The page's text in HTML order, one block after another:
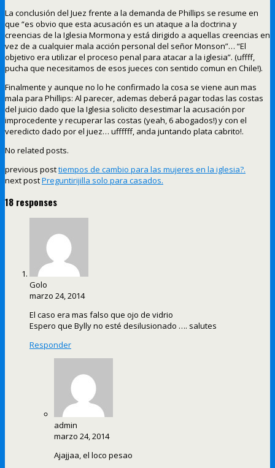
La conclusión del Juez frente a la demanda de Phillips se resume en
que “es obvio que esta acusación es un ataque a la doctrina y
creencias de la Iglesia Mormona y está dirigido a aquellas creencias en
vez de a cualquier mala acción personal del señor Monson”… “El
objetivo era utilizar el proceso penal para atacar a la iglesia”. (uffff,
pucha que necesitamos de esos jueces con sentido comun en Chile!).
Finalmente y aunque no lo he confirmado la cosa se viene aun mas
mala para Phillips: Al parecer, ademas deberá pagar todas las costas
del juicio dado que la Iglesia solicito desestimar la acusación por
improcedente y recuperar las costas (yeah, 6 abogados!) y con el
veredicto dado por el juez… uffffff, anda juntando plata cabrito!.
No related posts.
previous posttiempos de cambio para las mujeres en la iglesia?.
next postPreguntirijilla solo para casados.
18 responses
Golo
marzo 24, 2014
El caso era mas falso que ojo de vidrio
Espero que Bylly no esté desilusionado …. salutes
Responder
admin
marzo 24, 2014
Ajajjaa, el loco pesao